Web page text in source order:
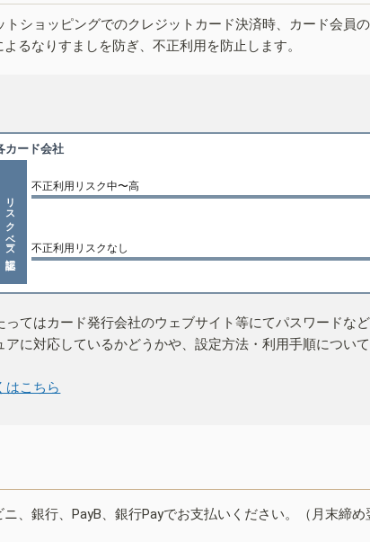
トショッピングでのクレジットカード決済時、カード会
るなりすましを防ぎ、不正利用を防止します。
カード会社
リスクベース認証
不正利用リスク中〜高
不正利用リスクなし
ってはカード発行会社のウェブサイト等にてパスワードな
アに対応しているかどうかや、設定方法・利用手順につい
はこちら
、銀行、PayB、銀行Payでお支払いください。（月末締め